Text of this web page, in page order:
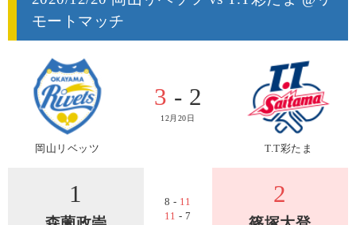
モートマッチ
岡山リベッツ
3 - 2
12月20日
T.T彩たま
1 8 - 11
11 - 7
2